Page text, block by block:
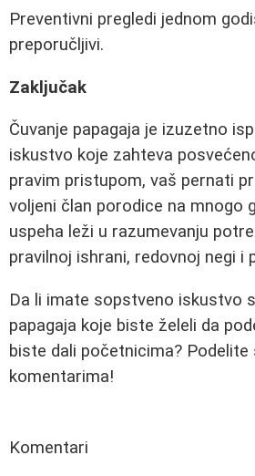
Preventivni pregledi jednom
preporučljivi.
Zaključak
Čuvanje papagaja je izuzetno
iskustvo koje zahteva
pravim pristupom, vaš pernati
voljeni član porodice na mnogo
uspeha leži u razumevanju
pravilnoj ishrani, redovnoj negi i
Da li imate sopstveno iskustvo
papagaja koje biste želeli da
biste dali početnicima?
komentarima!
Komentari